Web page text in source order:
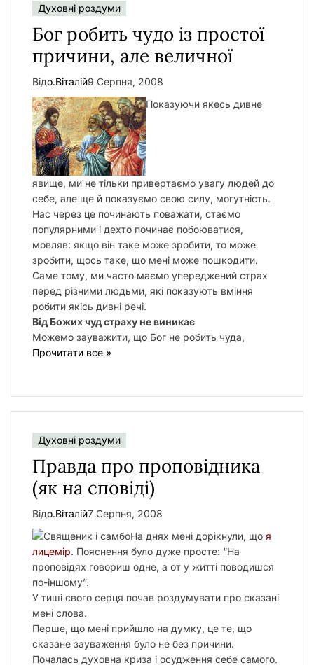
Духовні роздуми
Бог робить чудо із простої
причини, але величної
Відо.Віталій9 Серпня, 2008
Показуючи якесь дивне
явище, ми не тільки привертаємо увагу людей до
себе, але ще й показуємо свою силу, могутність.
Нас через це починають поважати, стаємо
популярними і дехто починає побоюватися,
мовляв: якщо він таке може зробити, то може
зробити, щось таке, що мені може пошкодити.
Саме тому, ми часто маємо упереджений страх
перед різними людьми, які показують вміння
робити якісь дивні речі.
Від Божих чуд страху не виникає
Можемо зауважити, що Бог не робить чуда,
Прочитати все »
Духовні роздуми
Правда про проповідника
(як на сповіді)
Відо.Віталій7 Серпня, 2008
На днях мені дорікнули, що я
лицемір. Пояснення було дуже просте: “На
проповідях говориш одне, а от у житті поводишся
по-іншому”.
У тиші свого серця почав роздумувати про сказані
мені слова.
Перше, що мені прийшло на думку, це те, що
сказане зауваження було не без причини.
Почалась духовна криза і осудження себе самого.